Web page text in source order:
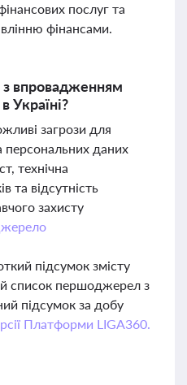
послуг та
фінансами.
з впровадженням
Україні?
загрози для
персональних даних
технічна
та відсутність
захисту
підсумок змісту
список першоджерел з
підсумок за добу
Платформи LIGA360.